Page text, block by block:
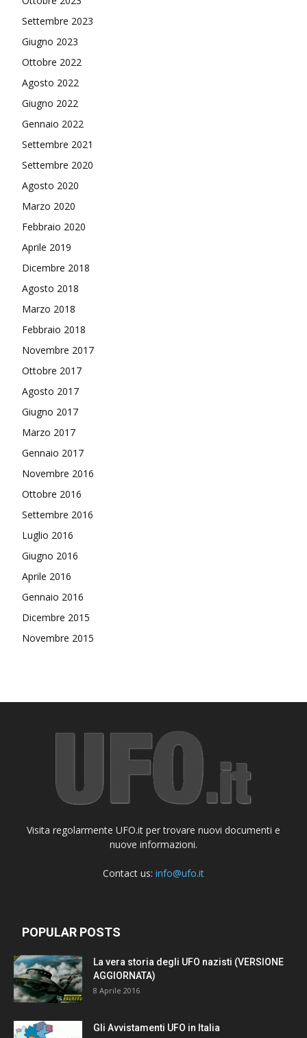
Settembre 2023
Giugno 2023
Ottobre 2022
Agosto 2022
Giugno 2022
Gennaio 2022
Settembre 2021
Settembre 2020
Agosto 2020
Marzo 2020
Febbraio 2020
Aprile 2019
Dicembre 2018
Agosto 2018
Marzo 2018
Febbraio 2018
Novembre 2017
Ottobre 2017
Agosto 2017
Giugno 2017
Marzo 2017
Gennaio 2017
Novembre 2016
Ottobre 2016
Settembre 2016
Luglio 2016
Giugno 2016
Aprile 2016
Gennaio 2016
Dicembre 2015
Novembre 2015
Visita regolarmente UFO.it per trovare nuovi documenti e
nuove informazioni.
Contact us: info@ufo.it
POPULAR POSTS
La vera storia degli UFO nazisti (VERSIONE
AGGIORNATA)
8 Aprile 2016
Gli Avvistamenti UFO in Italia